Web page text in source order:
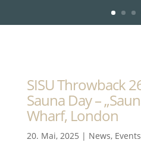
SISU Throwback
Sauna Day –
Wharf, London
20. Mai, 2025 | News, Events